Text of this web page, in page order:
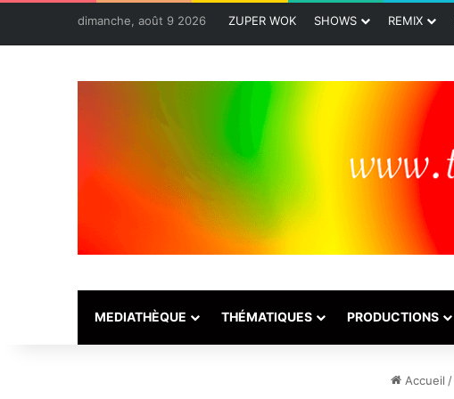
dimanche, août 9 2026 ZUPER WOK SHOWS REMIX
MEDIATHÈQUE THÉMATIQUES PRODUCTIONS
Accueil /